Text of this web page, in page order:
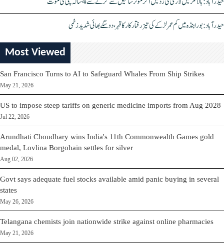
حیدرآباد: بورابنڈہ میں کم عمر لڑکے کی تیز رفتار کار کا قہر، دو سگے بھائی شدید زخمی
Most Viewed
San Francisco Turns to AI to Safeguard Whales From Ship Strikes
May 21, 2026
US to impose steep tariffs on generic medicine imports from Aug 2028
Jul 22, 2026
Arundhati Choudhary wins India's 11th Commonwealth Games gold
medal, Lovlina Borgohain settles for silver
Aug 02, 2026
Govt says adequate fuel stocks available amid panic buying in several
states
May 26, 2026
Telangana chemists join nationwide strike against online pharmacies
May 21, 2026